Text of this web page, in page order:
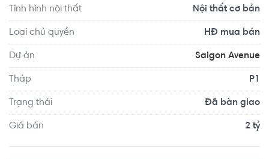
Tình hình nội thất Nội thất cơ bản
Loại chủ quyền HĐ mua bán
Dự án Saigon Avenue
Tháp P1
Trạng thái Đã bàn giao
Giá bán 2 tỷ